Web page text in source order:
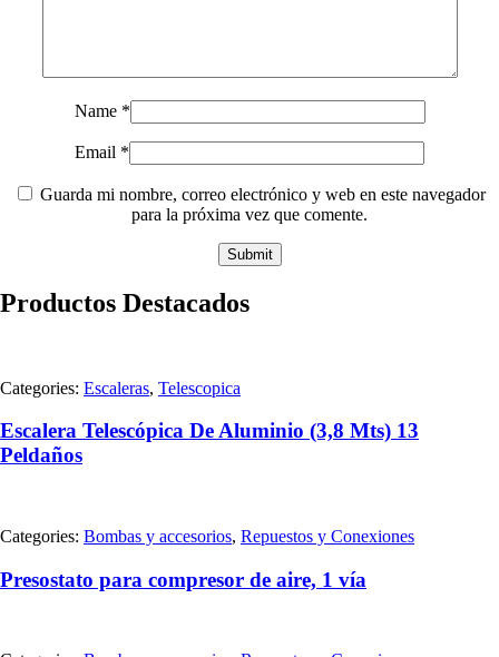
Name *
Email *
Guarda mi nombre, correo electrónico y web en este navegador
para la próxima vez que comente.
Productos Destacados
Categories: Escaleras, Telescopica
Escalera Telescópica De Aluminio (3,8 Mts) 13
Peldaños
Categories: Bombas y accesorios, Repuestos y Conexiones
Presostato para compresor de aire, 1 vía